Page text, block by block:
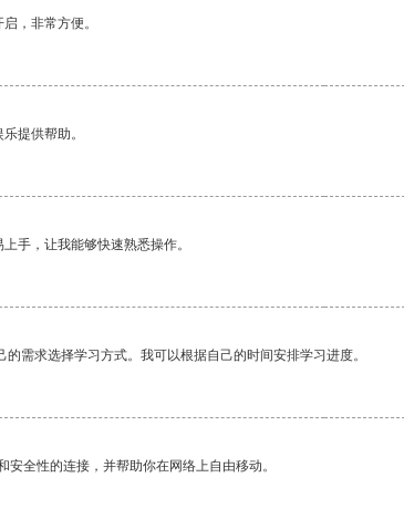
，非常方便。
提供帮助。
手，让我能够快速熟悉操作。
需求选择学习方式。我可以根据自己的时间安排学习进度。
全性的连接，并帮助你在网络上自由移动。